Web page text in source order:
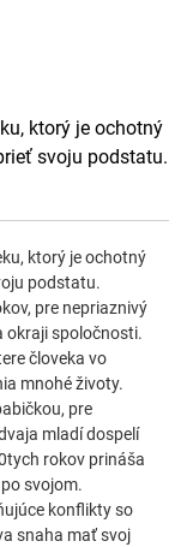
ktorý je ochotný
svoju podstatu.
ktorý je ochotný
podstatu.
pre nepriaznivý
okraji spoločnosti.
človeka vo
mnohé životy.
pre
mladí dospelí
rokov prináša
svojom.
konflikty so
snaha mať svoj